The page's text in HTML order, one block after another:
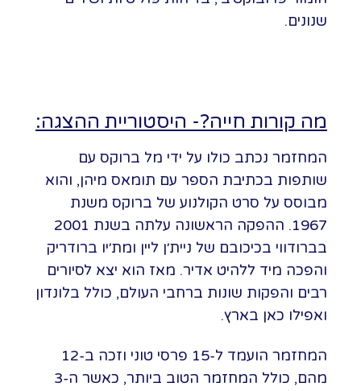
שנונים.
מה קורות חייה?- היסטוריית ההצגה:
המחזמר נכתב כולו על ידי מל ברוקס עם
שותפות בכתיבת הספר עם תומאס מיהן, והוא
מבוסס על סרט הקולנוע של ברוקס משנת
1967. ההפקה הראשונה עלתה בשנת 2001
בברודווי בכיכובם של ניית׳ן ליין ומת׳יו ברודריק
והפכה מיד ללהיט אדיר. מאז הוא יצא לסיורים
רבים והפקות שונות ברחבי העולם, כולל בלונדון
ואפילו כאן בארץ.
המחזמר הועמד ל-15 פרסי טוני וזכה ב-12
מהם, כולל המחזמר הטוב ביותר, כאשר ה-3